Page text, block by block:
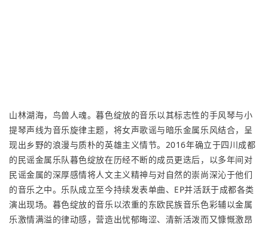
山林湖海，鸟兽人魂。暮色绽放的音乐以其标志性的手风琴与小
提琴声线为音乐旋律主题，将女声歌谣与暗乐金属乐风结合，呈
现出乡野的浪漫与质朴的英雄主义情节。2016年确立于四川成都
的民谣金属乐队暮色绽放在历经不断的成员更迭后，以多年间对
民谣金属的深厚感情将人文主义精神与对自然的崇尚深沁于他们
的音乐之中。 乐队成立至今持续发表单曲、EP并活跃于成都各类
演出现场。 暮色绽放的音乐以浓重的东欧民族音乐色彩辅以金属
乐激情满溢的律动感，营造出忧郁晦涩、清新活泼而又慷慨激昂